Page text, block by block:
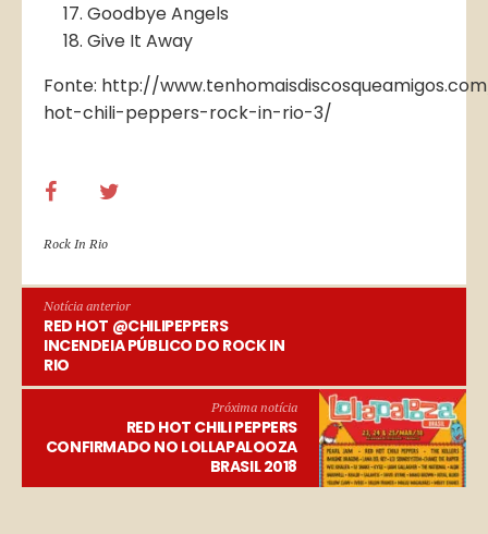
Goodbye Angels
Give It Away
Fonte: http://
hot-chili-peppers-rock-in-rio-3/
Rock In Rio
Notícia anterior
RED HOT @CHILIPEPPERS
INCENDEIA PÚBLICO DO ROCK IN
RIO
Próxima notícia
RED HOT CHILI PEPPERS
CONFIRMADO NO LOLLAPALOOZA
BRASIL 2018